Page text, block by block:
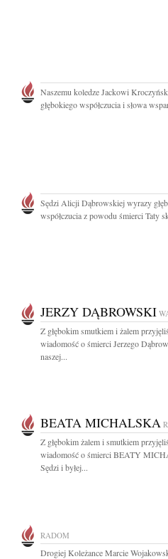
Naszemu koledze Jackowi
głębokiego współczucia i słowa
Sędzi Alicji Dąbrowskiej wyrazy
współczucia z powodu śmierci Taty
JERZY DĄBROWSKI
Z głębokim smutkiem i żalem
wiadomość o śmierci Jerzego
naszej...
BEATA MICHALSKA
Z głębokim żalem i smutkiem
wiadomość o śmierci BEATY
Sędzi i byłej...
RADOM
Drogiej Koleżance Marcie